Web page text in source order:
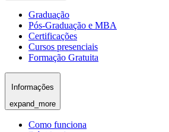
Graduação
Pós-Graduação e MBA
Certificações
Cursos presenciais
Formação Gratuita
Informações
expand_more
Como funciona